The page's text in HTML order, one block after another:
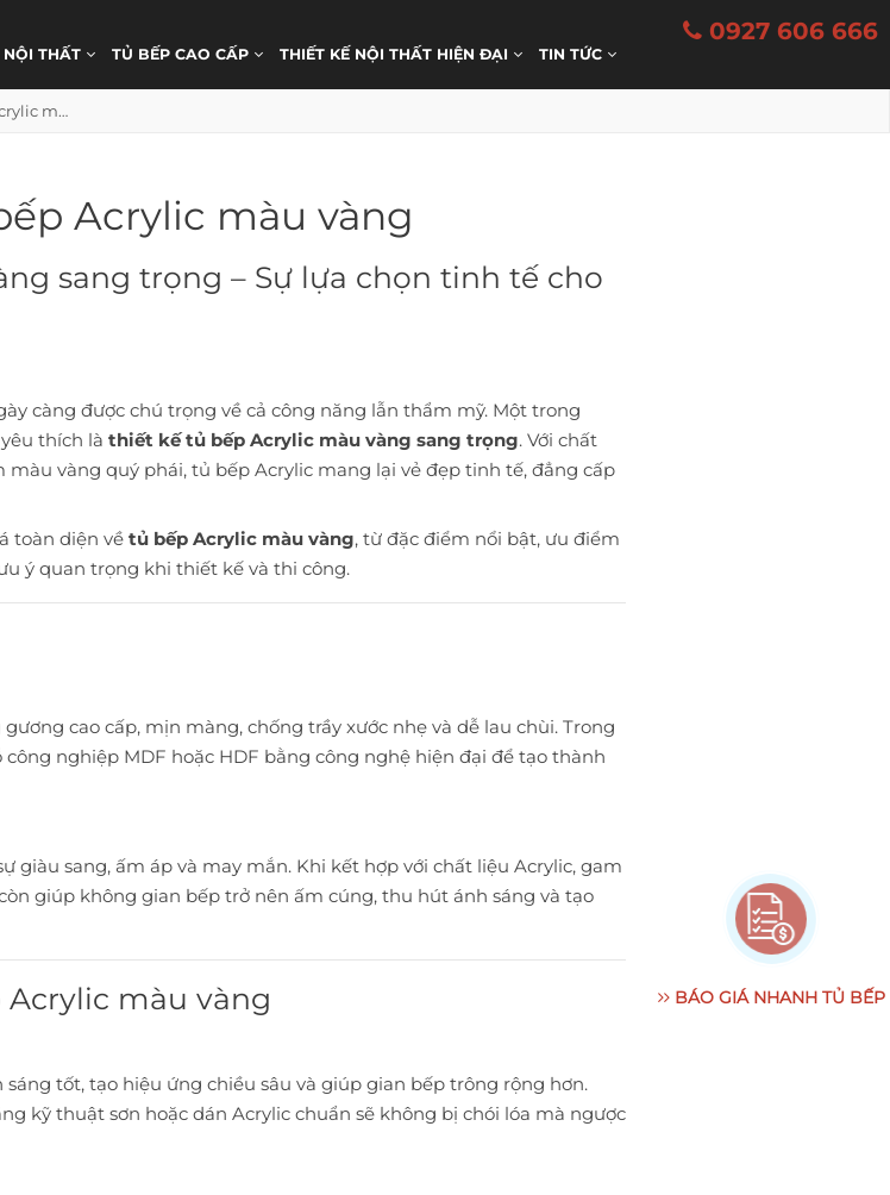
0927 606 666
NỘI THẤT TỦ BẾP CAO CẤP THIẾT KẾ NỘI THẤT HIỆN ĐẠI TIN TỨC
Thiết kế tủ bếp Acrylic màu vàng
Acrylic màu vàng
sang trọng – Sự lựa chọn tinh tế cho
càng được chú trọng về cả công năng lẫn thẩm mỹ. Một trong
thích là thiết kế tủ bếp Acrylic màu vàng sang trọng. Với chất
vàng quý phái, tủ bếp Acrylic mang lại vẻ đẹp tinh tế, đẳng cấp
toàn diện về tủ bếp Acrylic màu vàng, từ đặc điểm nổi bật, ưu điểm
ý quan trọng khi thiết kế và thi công.
cao cấp, mịn màng, chống trầy xước nhẹ và dễ lau chùi. Trong
nghiệp MDF hoặc HDF bằng công nghệ hiện đại để tạo thành
sang, ấm áp và may mắn. Khi kết hợp với chất liệu Acrylic, gam
giúp không gian bếp trở nên ấm cúng, thu hút ánh sáng và tạo
màu vàng
tốt, tạo hiệu ứng chiều sâu và giúp gian bếp trông rộng hơn.
kỹ thuật sơn hoặc dán Acrylic chuẩn sẽ không bị chói lóa mà ngược
BÁO GIÁ NHANH TỦ BẾP